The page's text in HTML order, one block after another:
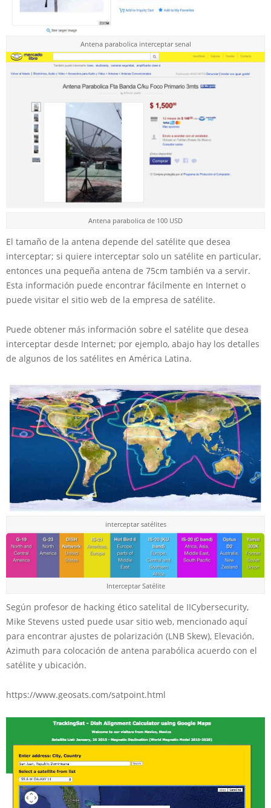
Antena parabolica interceptar senal
Antena parabolica de 100 USD
El tamaño de la antena depende del satélite que desea
interceptar; si quiere interceptar solo un satélite en particular,
entonces una pequeña antena de 75cm también va a servir.
Esta información puede encontrar fácilmente en Internet o
puede visitar el sitio web de la empresa de satélite.
Puede obtener más información sobre el satélite que desea
interceptar desde Internet; por ejemplo, abajo hay los detalles
de algunos de los satélites en América Latina.
interceptar satélites
Interceptar Satélite
Según profesor de hacking ético satelital de IICybersecurity,
Mike Stevens usted puede usar sitio web, mencionado aquí
para encontrar ajustes de polarización (LNB Skew), Elevación,
Azimuth para colocación de antena parabólica acuerdo con el
satélite y ubicación.
https://www.geosats.com/satpoint.html